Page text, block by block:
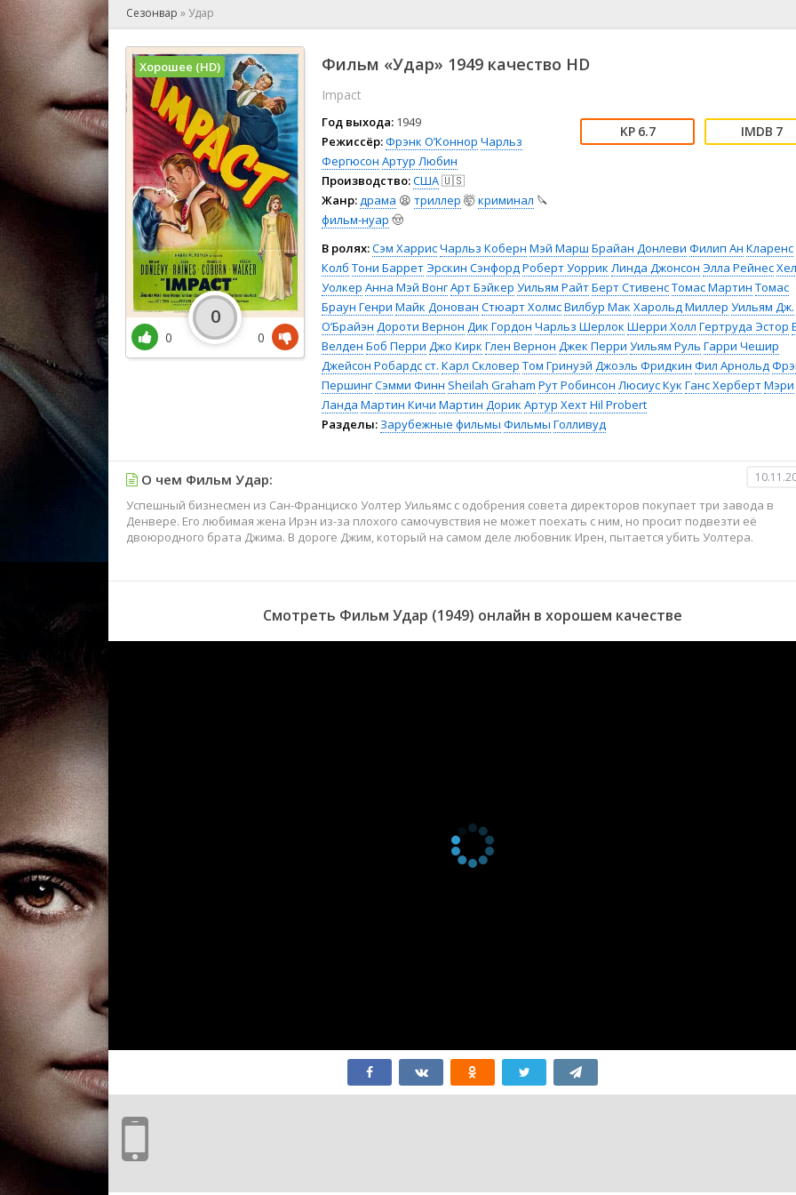
🕺 Мюзикл
👨‍💼 Новости
👨‍💻 Реальное тв
🎤 Ток-шоу
😱 Ужасы
🧙‍♀️ Фантастика
🤠 Фильм-нуар
🧝‍♂️ Фэнтези
🏅 Церемония
Сезонвар » Удар
Фильм «Удар» 1949 качество HD
Impact
Год выхода: 1949
Режиссёр:Фрэнк О’Коннор Чарльз
Фергюсон Артур Любин
Производство:США🇺🇸
Жанр:драма 😫 триллер 🤯криминал 🔪
фильм-нуар 🤠
6.7 7
В ролях:Сэм ХаррисЧарльз Коберн Мэй Марш Брайан Донлеви Филип Ан Кларенс
Колб Тони БарретЭрскин СэнфордРоберт Уоррик Линда Джонсон Элла Рейнес
Уолкер Анна Мэй ВонгАрт Бэйкер Уильям РайтБерт СтивенсТомас Мартин Томас
Браун Генри Майк Донован Стюарт ХолмсВилбур Мак Харольд Миллер Уильям Дж.
О’Брайэн Дороти Вернон Дик Гордон Чарльз Шерлок Шерри Холл Гертруда Эстор
Велден Боб Перри Джо Кирк Глен Вернон Джек Перри Уильям Руль Гарри Чешир
Джейсон Робардс ст. Карл Скловер Том Гринуэй Джоэль Фридкин Фил Арнольд
ПершингСэмми Финн Sheilah Graham Рут Робинсон Люсиус Кук Ганс ХербертМэри
Ланда Мартин Кичи Мартин Дорик Артур ХехтHil Probert
Разделы: Зарубежные фильмы Фильмы Голливуд
Хорошее (HD)
0
0
0
О чем Фильм Удар:
Успешный бизнесмен из Сан-Франциско Уолтер Уильямс с одобрения совета директоров покупает три завода в
Денвере. Его любимая жена Ирэн из-за плохого самочувствия не может поехать с ним, но просит подвезти её
двоюродного брата Джима. В дороге Джим, который на самом деле любовник Ирен, пытается убить Уолтера.
Смотреть Фильм Удар (1949) онлайн в хорошем качестве